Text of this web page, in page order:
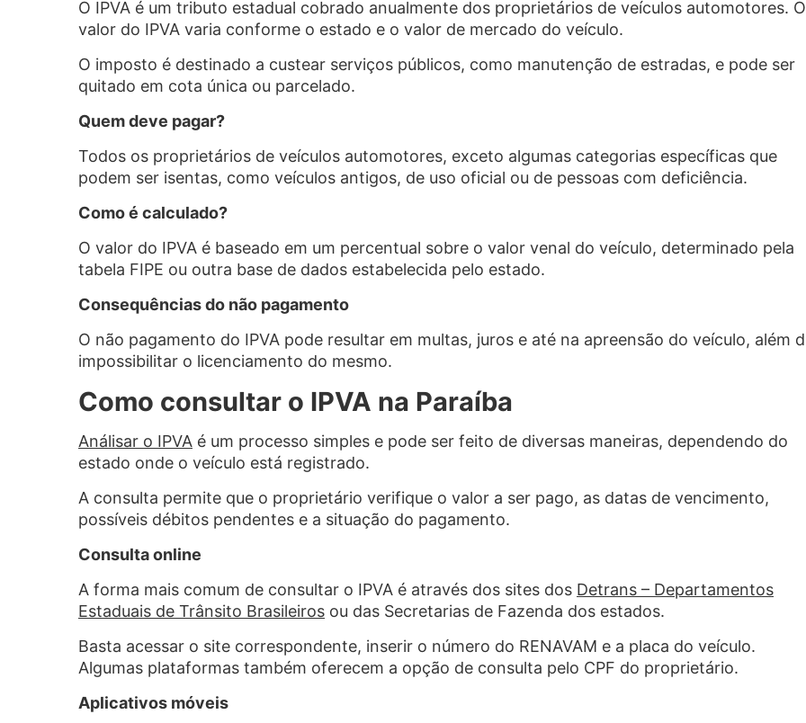
O IPVA é um tributo estadual cobrado anualmente dos proprietários de veículos automotores. O
valor do IPVA varia conforme o estado e o valor de mercado do veículo.
O imposto é destinado a custear serviços públicos, como manutenção de estradas, e pode ser
quitado em cota única ou parcelado.
Quem deve pagar?
Todos os proprietários de veículos automotores, exceto algumas categorias específicas que
podem ser isentas, como veículos antigos, de uso oficial ou de pessoas com deficiência.
Como é calculado?
O valor do IPVA é baseado em um percentual sobre o valor venal do veículo, determinado pela
tabela FIPE ou outra base de dados estabelecida pelo estado.
Consequências do não pagamento
O não pagamento do IPVA pode resultar em multas, juros e até na apreensão do veículo, além
impossibilitar o licenciamento do mesmo.
Como consultar o IPVA na Paraíba
Análisar o IPVA é um processo simples e pode ser feito de diversas maneiras, dependendo do
estado onde o veículo está registrado.
A consulta permite que o proprietário verifique o valor a ser pago, as datas de vencimento,
possíveis débitos pendentes e a situação do pagamento.
Consulta online
A forma mais comum de consultar o IPVA é através dos sites dos Detrans – Departamentos
Estaduais de Trânsito Brasileiros ou das Secretarias de Fazenda dos estados.
Basta acessar o site correspondente, inserir o número do RENAVAM e a placa do veículo.
Algumas plataformas também oferecem a opção de consulta pelo CPF do proprietário.
Aplicativos móveis